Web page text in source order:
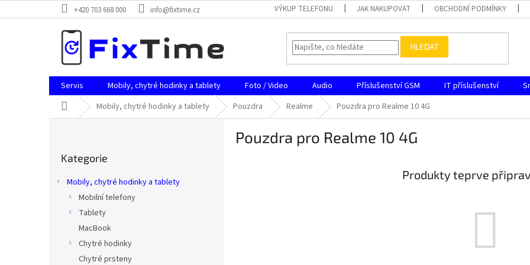
na
+420 703 668 000 info@fixtime.cz VÝKUP TELEFONU JAK NAKUPOVAT OBCHODNÍ PODMÍNKY
HLEDAT
Servis Mobily, chytré hodinky a tablety Foto / Video Audio Příslušenství GSM IT příslušenství
Domů Mobily, chytré hodinky a tablety Pouzdra Realme Pouzdra pro Realme 10 4G
kategorie
Kategorie
Mobily, chytré hodinky a tablety
Mobilní telefony
Tablety
MacBook
Chytré hodinky
Chytré prsteny
Pouzdra pro Realme 10 4G
Produkty teprve